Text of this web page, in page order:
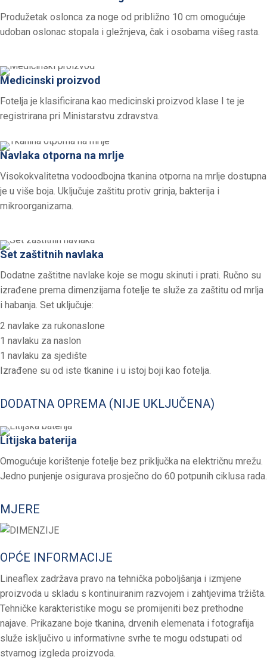
Produžetak oslonca za noge od približno 10 cm omogućuje
udoban oslonac stopala i gležnjeva, čak i osobama višeg rasta.
Medicinski proizvod
Fotelja je klasificirana kao medicinski proizvod klase I te je
registrirana pri Ministarstvu zdravstva.
Navlaka otporna na mrlje
Visokokvalitetna vodoodbojna tkanina otporna na mrlje dostupna
je u više boja. Uključuje zaštitu protiv grinja, bakterija i
mikroorganizama.
Set zaštitnih navlaka
Dodatne zaštitne navlake koje se mogu skinuti i prati. Ručno su
izrađene prema dimenzijama fotelje te služe za zaštitu od mrlja
i habanja. Set uključuje:
2 navlake za rukonaslone
1 navlaku za naslon
1 navlaku za sjedište
Izrađene su od iste tkanine i u istoj boji kao fotelja.
DODATNA OPREMA (NIJE UKLJUČENA)
Litijska baterija
Omogućuje korištenje fotelje bez priključka na električnu mrežu.
Jedno punjenje osigurava prosječno do 60 potpunih ciklusa rada.
MJERE
OPĆE INFORMACIJE
Lineaflex zadržava pravo na tehnička poboljšanja i izmjene
proizvoda u skladu s kontinuiranim razvojem i zahtjevima tržišta.
Tehničke karakteristike mogu se promijeniti bez prethodne
najave. Prikazane boje tkanina, drvenih elemenata i fotografija
služe isključivo u informativne svrhe te mogu odstupati od
stvarnog izgleda proizvoda.